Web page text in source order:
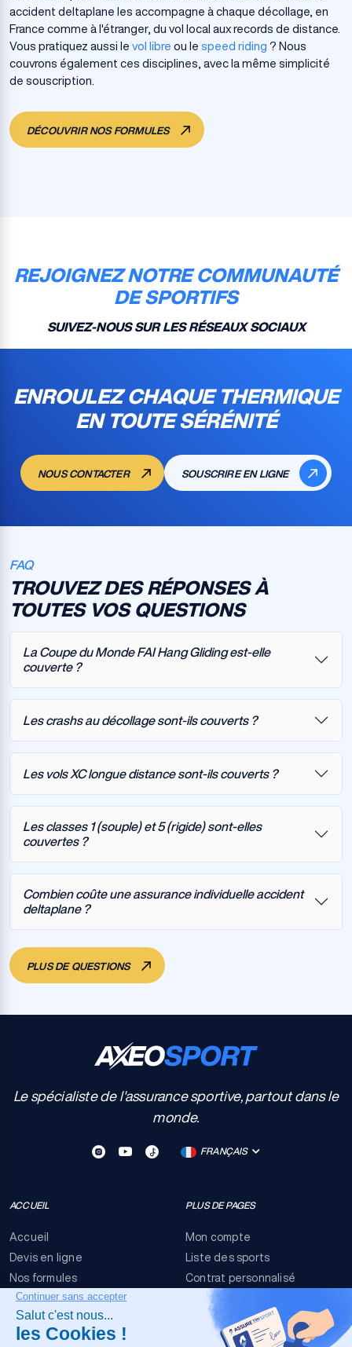
accident deltaplane les accompagne à chaque décollage, en
France comme à l'étranger, du vol local aux records de distance.
Vous pratiquez aussi le vol libre ou le speed riding ? Nous
couvrons également ces disciplines, avec la même simplicité
de souscription.
DÉCOUVRIR NOS FORMULES
REJOIGNEZ NOTRE COMMUNAUTÉ
DE SPORTIFS
SUIVEZ-NOUS SUR LES RÉSEAUX SOCIAUX
ENROULEZ CHAQUE THERMIQUE
EN TOUTE SÉRÉNITÉ
NOUS CONTACTER SOUSCRIRE EN LIGNE
FAQ
TROUVEZ DES RÉPONSES À
TOUTES VOS QUESTIONS
La Coupe du Monde FAI Hang Gliding est-elle
couverte ?
Les crashs au décollage sont-ils couverts ?
Les vols XC longue distance sont-ils couverts ?
Les classes 1 (souple) et 5 (rigide) sont-elles
couvertes ?
Combien coûte une assurance individuelle accident
deltaplane ?
PLUS DE QUESTIONS
Le spécialiste de l'assurance sportive, partout dans le
monde.
FRANÇAIS
ACCUEIL
Accueil
Devis en ligne
Nos formules
FAQ
Nous contacter
PLUS DE PAGES
Mon compte
Liste des sports
Contrat personnalisé
Conditions générales
Risques événementiels
Mentions légales